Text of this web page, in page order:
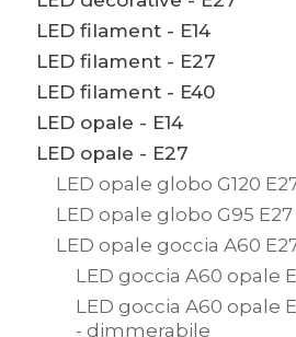
LED filament - E14
LED filament - E27
LED filament - E40
LED opale - E14
LED opale - E27
LED opale globo G120
LED opale globo G95 E27
LED opale goccia A60
LED goccia A60 opale
LED goccia A60 opale
- dimmerabile